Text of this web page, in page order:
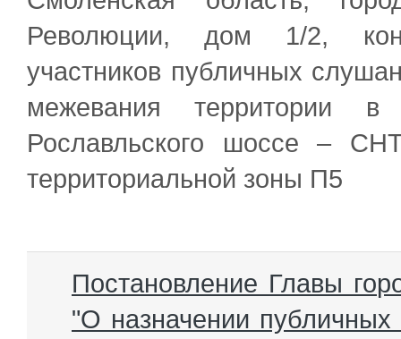
Революции, дом 1/2,
участников публичных
межевания территории
Рославльского шоссе –
территориальной зоны П5
Постановление Главы
"О назначении